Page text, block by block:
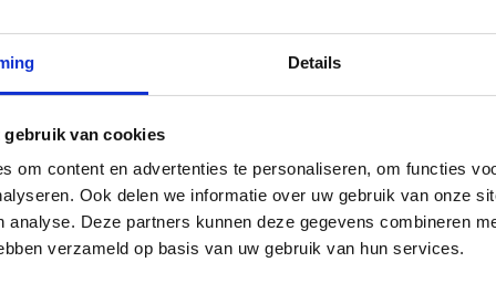
Details
gebruik van cookies
om content en advertenties te personaliseren, om functies
Ook delen we informatie over uw gebruik van onze
analyse. Deze partners kunnen deze gegevens combineren
verzameld op basis van uw gebruik van hun services.